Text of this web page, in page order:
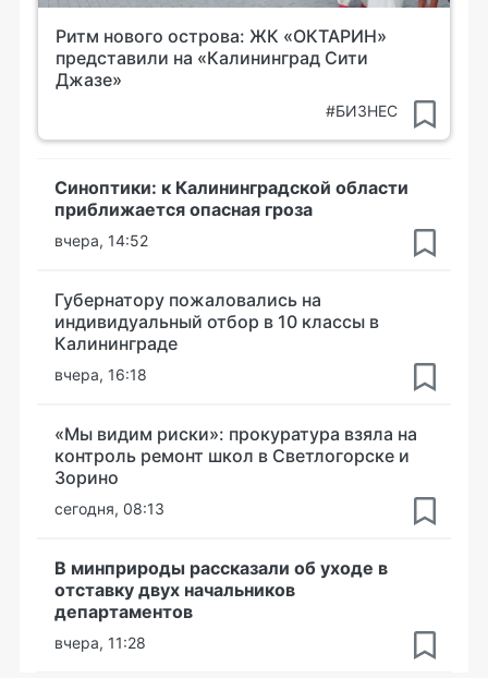
Ритм нового острова: ЖК «ОКТАРИН»
представили на «Калининград Сити
Джазе»
#БИЗНЕС
Синоптики: к Калининградской области
приближается опасная гроза
вчера, 14:52
Губернатору пожаловались на
индивидуальный отбор в 10 классы в
Калининграде
вчера, 16:18
«Мы видим риски»: прокуратура взяла на
контроль ремонт школ в Светлогорске и
Зорино
сегодня, 08:13
В минприроды рассказали об уходе в
отставку двух начальников
департаментов
вчера, 11:28